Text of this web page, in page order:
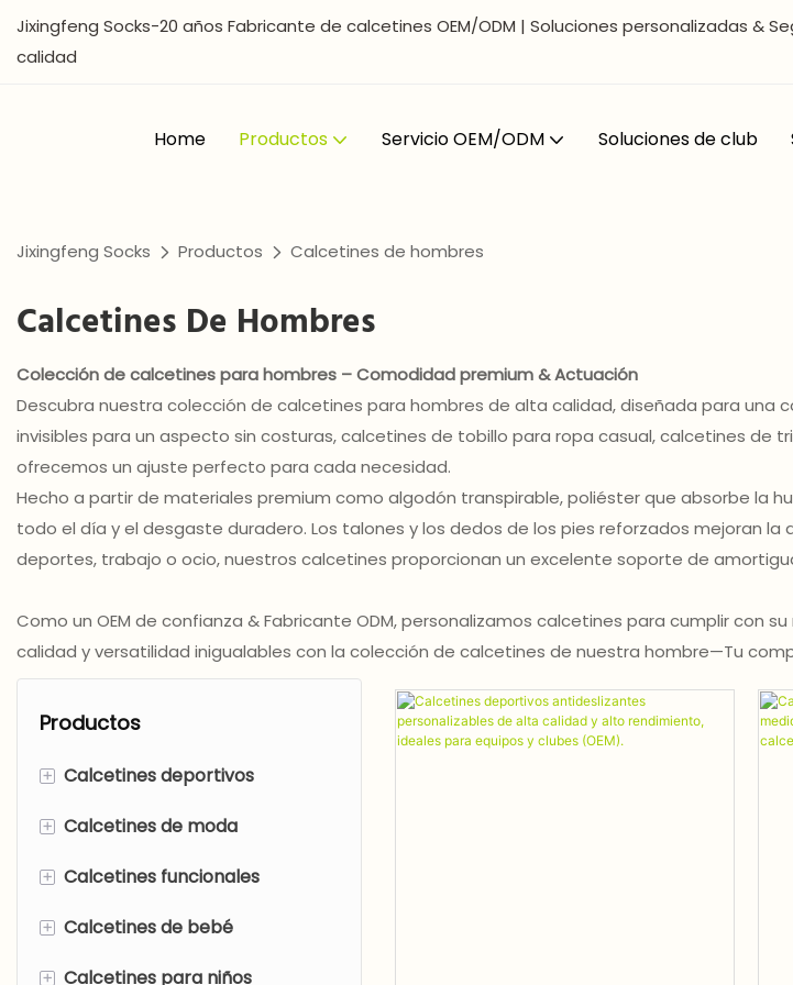
Jixingfeng Socks-20 años Fabricante de calcetines OEM/ODM | Soluciones personalizadas &
calidad
Home Productos Servicio OEM/ODM Soluciones de club
Jixingfeng Socks Productos Calcetines de hombres
Calcetines De Hombres
Colección de calcetines para hombres – Comodidad premium & Actuación
Descubra nuestra colección de calcetines para hombres de alta calidad, diseñada para una
invisibles para un aspecto sin costuras, calcetines de tobillo para ropa casual, calcetines
ofrecemos un ajuste perfecto para cada necesidad.
Hecho a partir de materiales premium como algodón transpirable, poliéster que absorbe la
todo el día y el desgaste duradero. Los talones y los dedos de los pies reforzados mejoran
deportes, trabajo o ocio, nuestros calcetines proporcionan un excelente soporte de
Como un OEM de confianza & Fabricante ODM, personalizamos calcetines para cumplir con
calidad y versatilidad inigualables con la colección de calcetines de nuestra hombre—Tu
Productos
+ Calcetines deportivos
Calcetines de trampolín
Medias de compresión
Calcetines de yoga
Corriendo calcetines
+ Calcetines de moda
Calcetines impresos
Calcetines elegantes
Medias de Navidad
+ Calcetines funcionales
Calcetines deportivos
+ Calcetines de bebé
Baby no show calcetines
+ Calcetines para niños